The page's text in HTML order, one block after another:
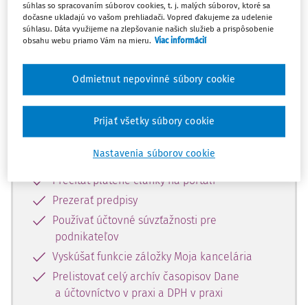
Celý dokument je len pre
predplatiteľov.
Zaregistrujte sa a získajte
zadarmo prístup k vybranému obsahu
na 10 dní.
Vďaka registrácii si môžete
Prečítať platené články na portáli
Prezerať predpisy
Používať účtovné súvzťažnosti pre
podnikateľov
Vyskúšať funkcie záložky Moja kancelária
Prelistovať celý archív časopisov Dane
a účtovníctvo v praxi a DPH v praxi
súhlas so spracovaním súborov cookies, t. j. malých súborov, ktoré sa
dočasne ukladajú vo vašom prehliadači. Vopred ďakujeme za udelenie
súhlasu. Dáta využijeme na zlepšovanie našich služieb a prispôsobenie
obsahu webu priamo Vám na mieru. Viac informácií
Nastavenia súborov cookie
Odmietnut nepovinné súbory cookie
Prijať všetky súbory cookie